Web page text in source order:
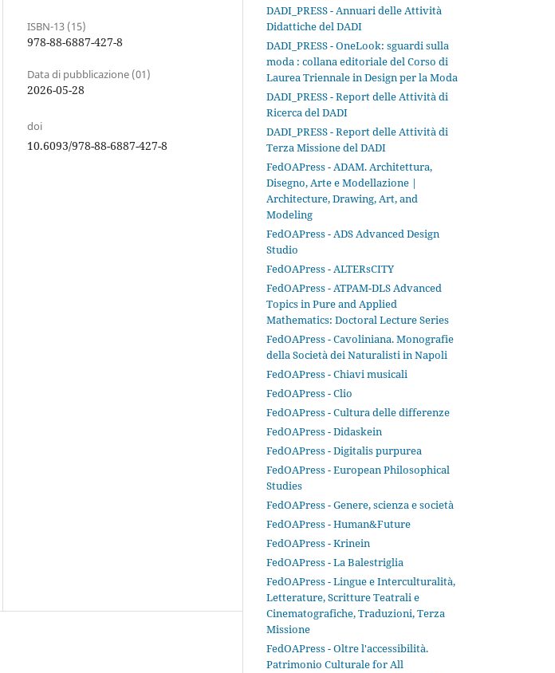
ISBN-13 (15)
978-88-6887-427-8
Data di pubblicazione (01)
2026-05-28
doi
10.6093/978-88-6887-427-8
DADI_PRESS - Annuari delle Attività
Didattiche del DADI
DADI_PRESS - OneLook: sguardi sulla
moda : collana editoriale del Corso di
Laurea Triennale in Design per la Moda
DADI_PRESS - Report delle Attività di
Ricerca del DADI
DADI_PRESS - Report delle Attività di
Terza Missione del DADI
FedOAPress - ADAM. Architettura,
Disegno, Arte e Modellazione |
Architecture, Drawing, Art, and
Modeling
FedOAPress - ADS Advanced Design
Studio
FedOAPress - ALTERsCITY
FedOAPress - ATPAM-DLS Advanced
Topics in Pure and Applied
Mathematics: Doctoral Lecture Series
FedOAPress - Cavoliniana. Monografie
della Società dei Naturalisti in Napoli
FedOAPress - Chiavi musicali
FedOAPress - Clio
FedOAPress - Cultura delle differenze
FedOAPress - Didaskein
FedOAPress - Digitalis purpurea
FedOAPress - European Philosophical
Studies
FedOAPress - Genere, scienza e società
FedOAPress - Human&Future
FedOAPress - Krinein
FedOAPress - La Balestriglia
FedOAPress - Lingue e Interculturalità,
Letterature, Scritture Teatrali e
Cinematografiche, Traduzioni, Terza
Missione
FedOAPress - Oltre l'accessibilità.
Patrimonio Culturale for All